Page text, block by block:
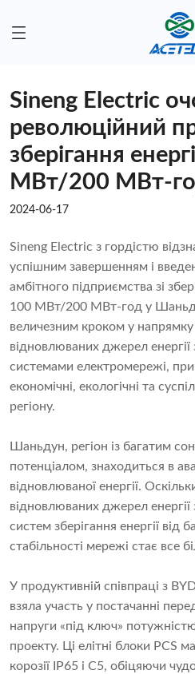
Sineng Electric
революційний
зберігання
МВт/200 МВт-
2024-06-17
Sineng Electric з гордістю
успішним завершенням і
амбітного підприємства зі
100 МВт/200 МВт-год у
величезним кроком у напрямку
відновлюваних джерел
системами електромережі,
економічні, екологічні та
регіону.
Шаньдун, регіон із багатим
потенціалом, знаходиться в
відновлюваної енергії.
відновлюваних джерел
систем зберігання енергії від
стабільності мережі стає все
У продуктивній співпраці з
взяла участь у постачанні
напруги «під ключ»
проекту. Ці елітні блоки PCS
корозії IP65 і C5, обіцяючи